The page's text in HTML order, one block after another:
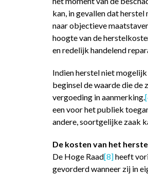
kan, in gevallen dat
naar objectieve
hoogte van de
en redelijk handelend
Indien herstel niet
beginsel de waarde die de
vergoeding in aanmerking.
een voor het publiek
andere, soortgelijke zaak
De kosten van het
De Hoge Raad[8]heeft
gevorderd wanneer zij in